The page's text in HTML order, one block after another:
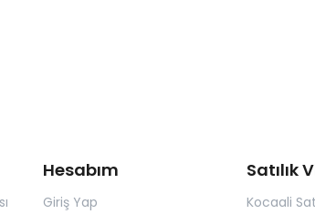
Hesabım
Giriş Yap
Satılık
Kocaali